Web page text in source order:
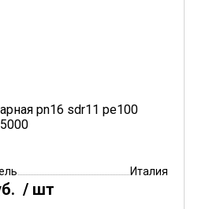
pn16 sdr11 pe100
Италия
/ шт